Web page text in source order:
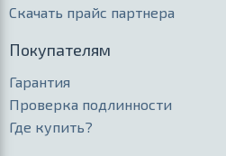
Скачать прайс партнера
Покупателям
Гарантия
Проверка подлинности
Где купить?